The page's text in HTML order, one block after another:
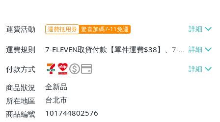
運費活動 運費抵用券 驚喜加碼7-11免運
運費規則
7-ELEVEN取貨付款【單件運費$38】、7-EL
EVEN取貨不付款【單件運費$38】、萊爾富
取貨付款【單件運費$60】、郵局掛號【單
件運費$60】
付款方式
商品狀況
全新品
所在地區
台北市
商品編號
101744802576